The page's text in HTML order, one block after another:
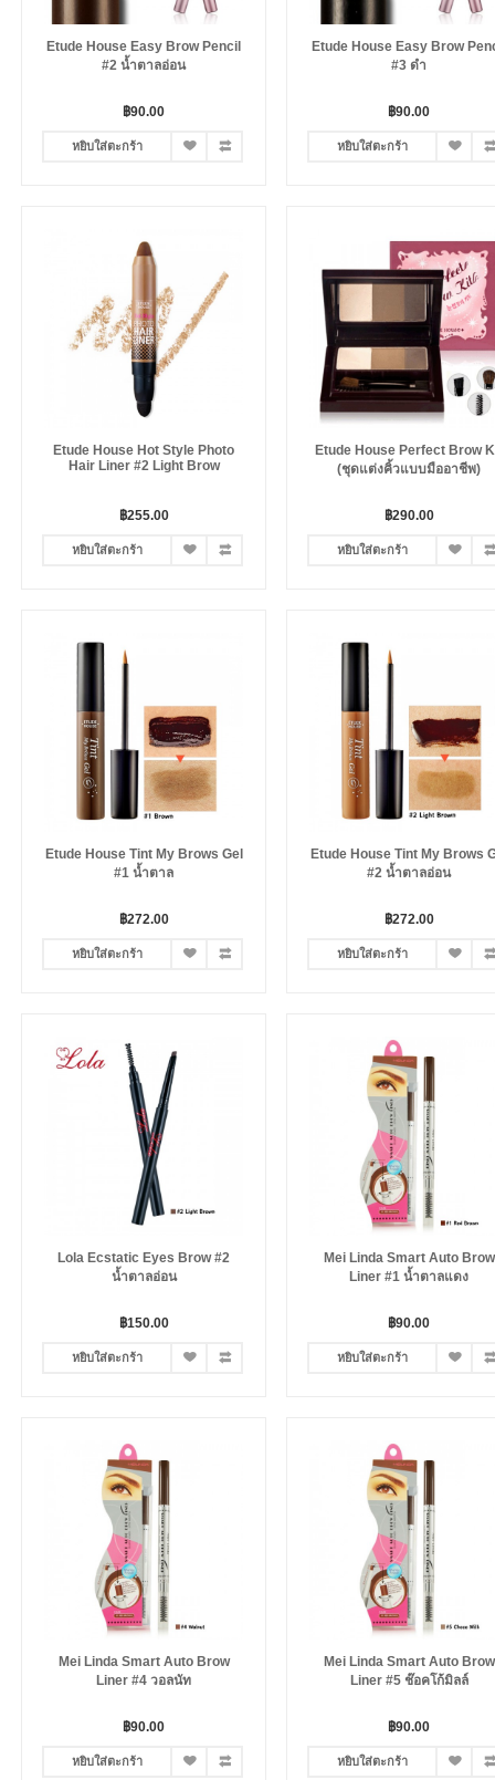
Etude House Easy Brow Pencil
#2 น้ำตาลอ่อน
฿90.00
หยิบใส่ตะกร้า
Etude House Easy Brow
#3 ดำ
฿90.00
หยิบใส่ตะกร้า
Etude House Hot Style Photo
Hair Liner #2 Light Brow
฿255.00
หยิบใส่ตะกร้า
Etude House Perfect Brow
(ชุดแต่งคิ้วแบบมืออาชีพ)
฿290.00
หยิบใส่ตะกร้า
Etude House Tint My Brows Gel
#1 น้ำตาล
฿272.00
หยิบใส่ตะกร้า
Etude House Tint My Brows
#2 น้ำตาลอ่อน
฿272.00
หยิบใส่ตะกร้า
Lola Ecstatic Eyes Brow #2
น้ำตาลอ่อน
฿150.00
หยิบใส่ตะกร้า
Mei Linda Smart Auto Brow
Liner #1 น้ำตาลแดง
฿90.00
หยิบใส่ตะกร้า
Mei Linda Smart Auto Brow
Liner #4 วอลนัท
฿90.00
หยิบใส่ตะกร้า
Mei Linda Smart Auto Brow
Liner #5 ช๊อคโก้มิลล์
฿90.00
หยิบใส่ตะกร้า